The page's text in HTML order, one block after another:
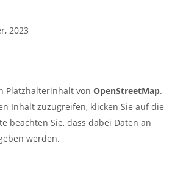
2023
Platzhalterinhalt von OpenStreetMap.
Inhalt zuzugreifen, klicken Sie auf die
beachten Sie, dass dabei Daten an
werden.